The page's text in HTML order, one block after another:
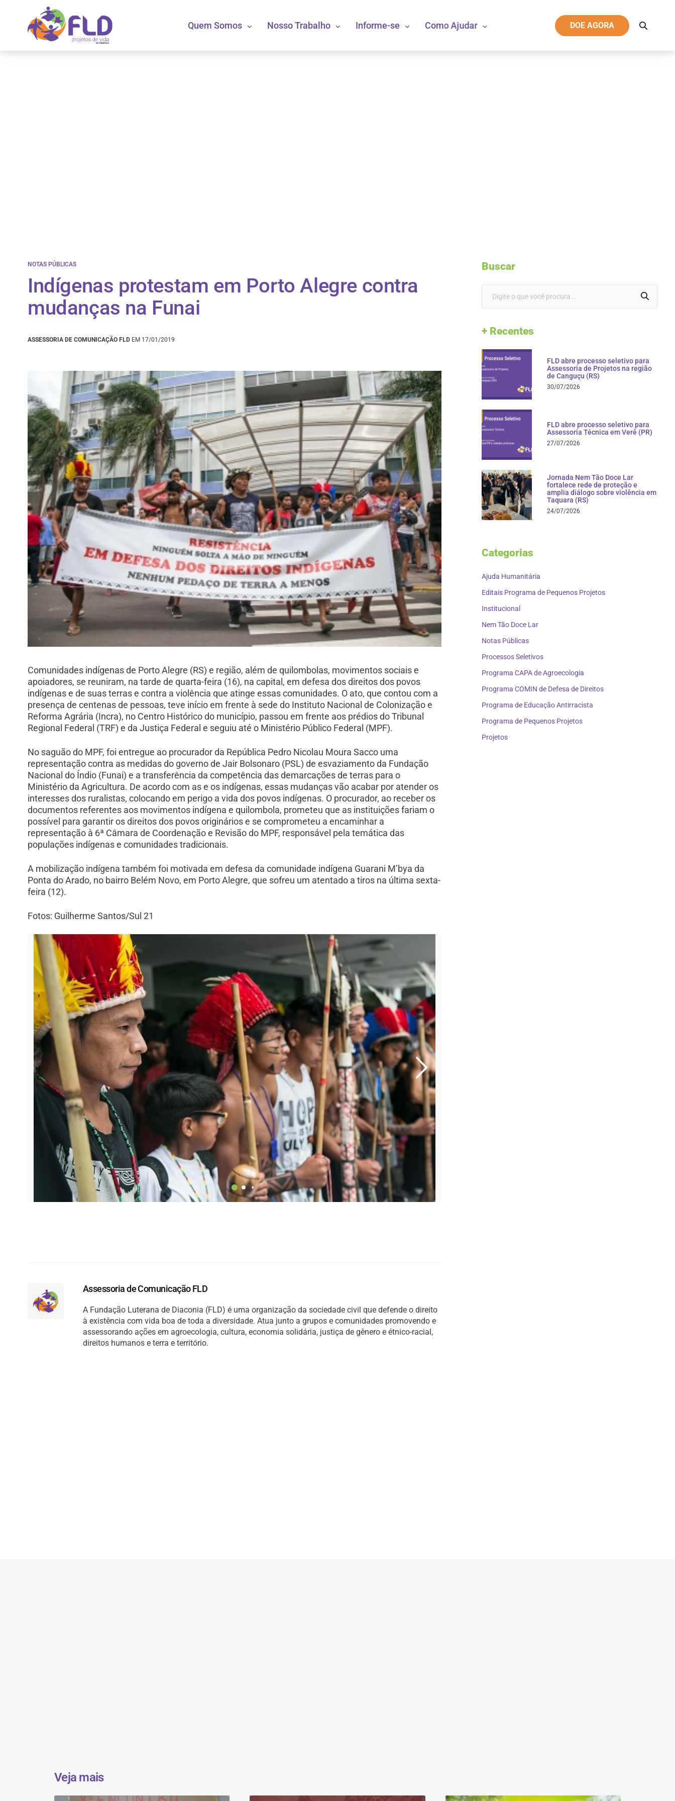
Quem Somos Nosso Trabalho Informe-se Como Ajudar DOE AGORA
NOTAS PÚBLICAS
Indígenas protestam em Porto Alegre contra
mudanças na Funai
ASSESSORIA DE COMUNICAÇÃO FLD EM 17/01/2019
Comunidades indígenas de Porto Alegre (RS) e região, além de quilombolas, movimentos sociais e
apoiadores, se reuniram, na tarde de quarta-feira (16), na capital, em defesa dos direitos dos povos
indígenas e de suas terras e contra a violência que atinge essas comunidades. O ato, que contou com a
presença de centenas de pessoas, teve início em frente à sede do Instituto Nacional de Colonização e
Reforma Agrária (Incra), no Centro Histórico do município, passou em frente aos prédios do Tribunal
Regional Federal (TRF) e da Justiça Federal e seguiu até o Ministério Público Federal (MPF).
No saguão do MPF, foi entregue ao procurador da República Pedro Nicolau Moura Sacco uma
representação contra as medidas do governo de Jair Bolsonaro (PSL) de esvaziamento da Fundação
Nacional do Índio (Funai) e a transferência da competência das demarcações de terras para o
Ministério da Agricultura. De acordo com as e os indígenas, essas mudanças vão acabar por atender os
interesses dos ruralistas, colocando em perigo a vida dos povos indígenas. O procurador, ao receber os
documentos referentes aos movimentos indígena e quilombola, prometeu que as instituições fariam o
possível para garantir os direitos dos povos originários e se comprometeu a encaminhar a
representação à 6ª Câmara de Coordenação e Revisão do MPF, responsável pela temática das
populações indígenas e comunidades tradicionais.
A mobilização indígena também foi motivada em defesa da comunidade indígena Guarani M’bya da
Ponta do Arado, no bairro Belém Novo, em Porto Alegre, que sofreu um atentado a tiros na última sexta-
feira (12).
Fotos: Guilherme Santos/Sul 21
Assessoria de Comunicação FLD
A Fundação Luterana de Diaconia (FLD) é uma organização da sociedade civil que defende o direito
à existência com vida boa de toda a diversidade. Atua junto a grupos e comunidades promovendo e
assessorando ações em agroecologia, cultura, economia solidária, justiça de gênero e étnico-racial,
direitos humanos e terra e território.
Buscar
+ Recentes
FLD abre processo seletivo para
Assessoria de Projetos na região
de Canguçu (RS)
30/07/2026
FLD abre processo seletivo para
Assessoria Técnica em Verê (PR)
27/07/2026
Jornada Nem Tão Doce Lar
fortalece rede de proteção e
amplia diálogo sobre violência em
Taquara (RS)
24/07/2026
Categorias
Ajuda Humanitária
Editais Programa de Pequenos Projetos
Institucional
Nem Tão Doce Lar
Notas Públicas
Processos Seletivos
Programa CAPA de Agroecologia
Programa COMIN de Defesa de Direitos
Programa de Educação Antirracista
Programa de Pequenos Projetos
Projetos
Veja mais